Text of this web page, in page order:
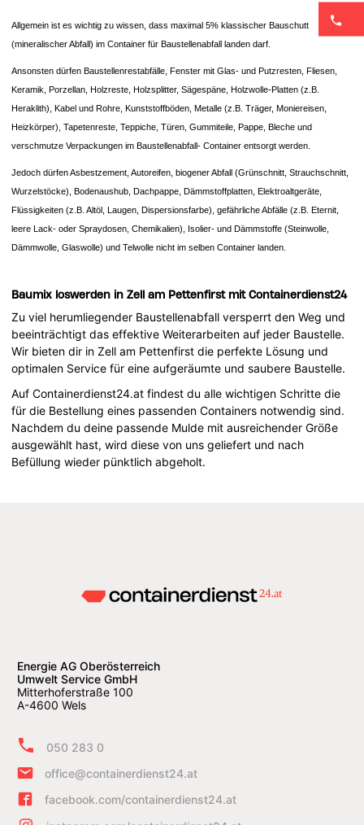
Allgemein ist es wichtig zu wissen, dass maximal 5% klassischer Bauschutt
(mineralischer Abfall) im Container für Baustellenabfall landen darf.
Ansonsten dürfen Baustellenrestabfälle, Fenster mit Glas- und Putzresten, Fliesen,
Keramik, Porzellan, Holzreste, Holzsplitter, Sägespäne, Holzwolle-Platten (z.B.
Heraklith), Kabel und Rohre, Kunststoffböden, Metalle (z.B. Träger, Moniereisen,
Heizkörper), Tapetenreste, Teppiche, Türen, Gummiteile, Pappe, Bleche und
verschmutze Verpackungen im Baustellenabfall- Container entsorgt werden.
Jedoch dürfen Asbestzement, Autoreifen, biogener Abfall (Grünschnitt, Strauchschnitt,
Wurzelstöcke), Bodenaushub, Dachpappe, Dämmstoffplatten, Elektroaltgeräte,
Flüssigkeiten (z.B. Altöl, Laugen, Dispersionsfarbe), gefährliche Abfälle (z.B. Eternit,
leere Lack- oder Spraydosen, Chemikalien), Isolier- und Dämmstoffe (Steinwolle,
Dämmwolle, Glaswolle) und Telwolle nicht im selben Container landen.
Baumix loswerden in Zell am Pettenfirst mit Containerdienst24
Zu viel herumliegender Baustellenabfall versperrt den Weg und
beeinträchtigt das effektive Weiterarbeiten auf jeder Baustelle.
Wir bieten dir in Zell am Pettenfirst die perfekte Lösung und
optimalen Service für eine aufgeräumte und saubere Baustelle.
Auf Containerdienst24.at findest du alle wichtigen Schritte die
für die Bestellung eines passenden Containers notwendig sind.
Nachdem du deine passende Mulde mit ausreichender Größe
ausgewählt hast, wird diese von uns geliefert und nach
Befüllung wieder pünktlich abgeholt.
Energie AG Oberösterreich
Umwelt Service GmbH
Mitterhoferstraße 100
A-4600 Wels
050 283 0
office@containerdienst24.at
facebook.com/containerdienst24.at